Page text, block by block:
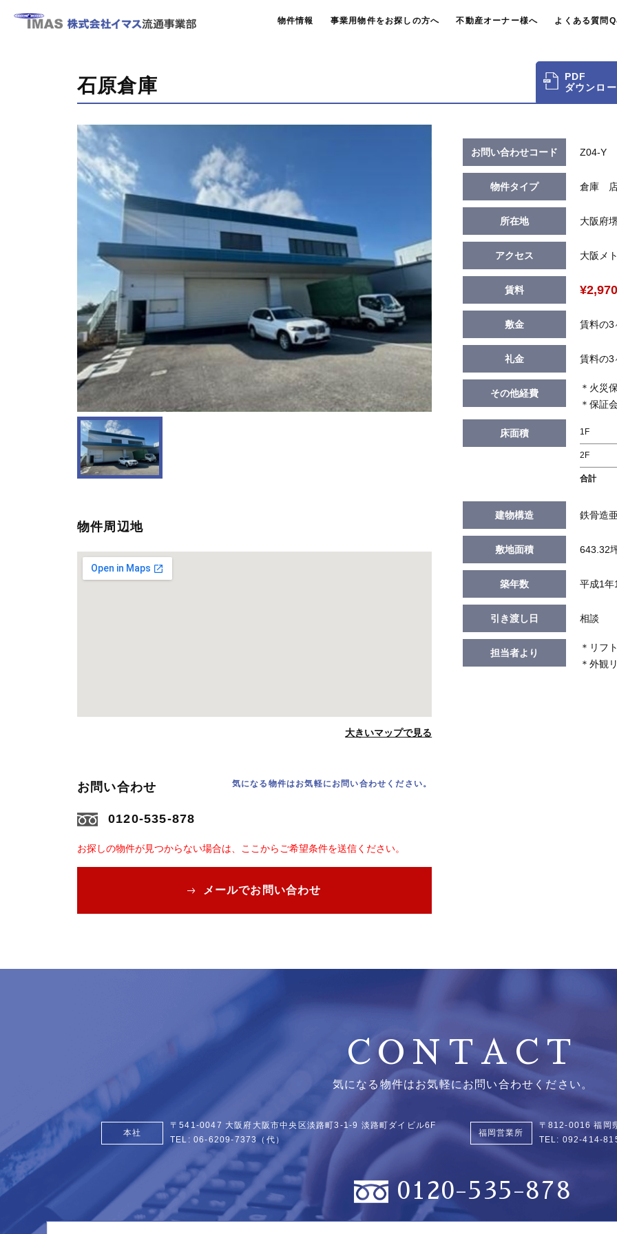
物件情報 事業用物件をお探しの方へ 不動産オーナー様へ よくある質問
石原倉庫
PDF
ダウンロ
物件周辺地
大きいマップで見る
お問い合わせ 気になる物件はお気軽にお問い合わせください。
0120-535-878
お探しの物件が見つからない場合は、ここからご希望条件を送信ください。
メールでお問い合わせ
お問い合わせコード Z04-Y
物件タイプ 倉庫
所在地 大阪府
アクセス 大阪メ
賃料
敷金 賃料の3
礼金 賃料の3
その他経費
＊火災
＊保証
床面積 1F
2F
合計
建物構造 鉄骨造
敷地面積 643.32
築年数 平成1年
引き渡し日 相談
担当者より
＊リフ
＊外観
CONTACT
気になる物件はお気軽にお問い合わせください。
本社
〒541-0047 大阪府大阪市中央区淡路町3-1-9 淡路町ダイビル6F
TEL: 06-6209-7373 （代）
福岡営業所
〒812-0016 福岡
TEL: 092-414-
0120-535-878